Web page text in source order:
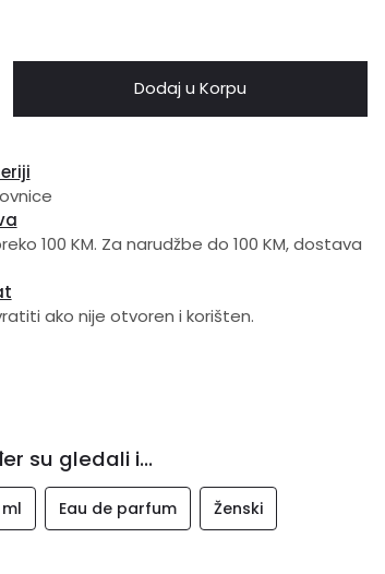
Dodaj u Korpu
100 KM. Za narudžbe do 100 KM, dostava
ako nije otvoren i korišten.
su gledali i...
Eau de parfum Ženski